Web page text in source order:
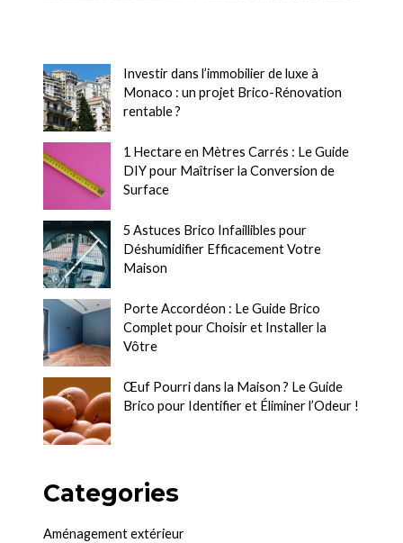
Investir dans l’immobilier de luxe à
Monaco : un projet Brico-Rénovation
rentable ?
1 Hectare en Mètres Carrés : Le Guide
DIY pour Maîtriser la Conversion de
Surface
5 Astuces Brico Infaillibles pour
Déshumidifier Efficacement Votre
Maison
Porte Accordéon : Le Guide Brico
Complet pour Choisir et Installer la
Vôtre
Œuf Pourri dans la Maison ? Le Guide
Brico pour Identifier et Éliminer l’Odeur !
Categories
Aménagement extérieur